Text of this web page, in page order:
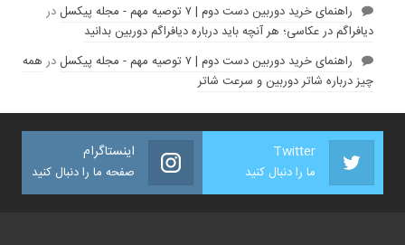
راهنمای خرید دوربین دست دوم | ۷ توصیه مهم - مجله پیکسل
در
دیافراگم در عکاسی؛ هر آنچه باید درباره دیافراگم دوربین بدانید
راهنمای خرید دوربین دست دوم | ۷ توصیه مهم - مجله پیکسل
در همه
چیز درباره شاتر دوربین و سرعت شاتر
Twitter
ما را دنبال کنید
اینستاگرام
صفحه ما را دنبال کنید